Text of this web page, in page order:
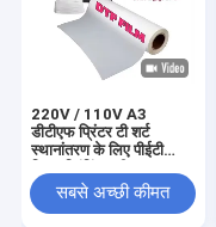
220V / 110V A3
डीटीएफ प्रिंटर टी शर्ट
स्थानांतरण के लिए पीईटी
सबसे अच्छी कीमत